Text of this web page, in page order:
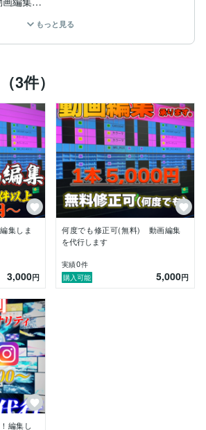
・4,726万回再生
入
1週間前後で納品
て頂きます！
可能)
していること】
テロップ等のカラーリング)
ないよう適度な編集でのツッコミ等)
Shop
もっと見る
3件）
集しま
3,000円
何度でも修正可(無料) 動画編集
を代行します
実績0件
購入可能
5,000円
編集し